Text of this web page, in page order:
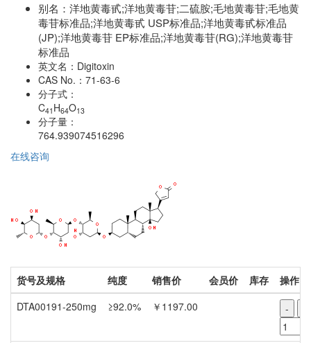
别名： 洋地黄毒甙;洋地黄毒苷;二硫胺;毛地黄毒苷;毛地黄
毒苷标准品;洋地黄毒甙 USP标准品;洋地黄毒甙标准品
(JP);洋地黄毒苷 EP标准品;洋地黄毒苷(RG);洋地黄毒苷
标准品
英文名： Digitoxin
CAS No.： 71-63-6
分子式：
C41 H64O13
分子量：
764.939074516296
在线咨询
货号及规格 纯度 销售价 会员价 库存
操作
DTA00191-250mg
≥92.0% ￥1197.00 -